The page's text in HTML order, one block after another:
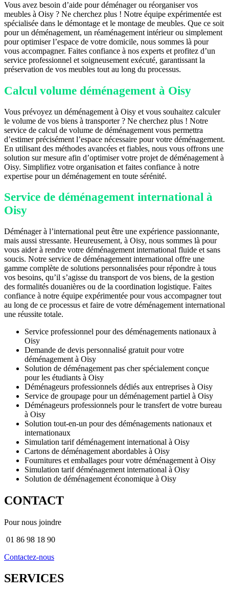
Vous avez besoin d’aide pour déménager ou réorganiser vos
meubles à Oisy ? Ne cherchez plus ! Notre équipe expérimentée est
spécialisée dans le démontage et le montage de meubles. Que ce soit
pour un déménagement, un réaménagement intérieur ou simplement
pour optimiser l’espace de votre domicile, nous sommes là pour
vous accompagner. Faites confiance à nos experts et profitez d’un
service professionnel et soigneusement exécuté, garantissant la
préservation de vos meubles tout au long du processus.
Calcul volume déménagement à Oisy
Vous prévoyez un déménagement à Oisy et vous souhaitez calculer
le volume de vos biens à transporter ? Ne cherchez plus ! Notre
service de calcul de volume de déménagement vous permettra
d’estimer précisément l’espace nécessaire pour votre déménagement.
En utilisant des méthodes avancées et fiables, nous vous offrons une
solution sur mesure afin d’optimiser votre projet de déménagement à
Oisy. Simplifiez votre organisation et faites confiance à notre
expertise pour un déménagement en toute sérénité.
Service de déménagement international à
Oisy
Déménager à l’international peut être une expérience passionnante,
mais aussi stressante. Heureusement, à Oisy, nous sommes là pour
vous aider à rendre votre déménagement international fluide et sans
soucis. Notre service de déménagement international offre une
gamme complète de solutions personnalisées pour répondre à tous
vos besoins, qu’il s’agisse du transport de vos biens, de la gestion
des formalités douanières ou de la coordination logistique. Faites
confiance à notre équipe expérimentée pour vous accompagner tout
au long de ce processus et faire de votre déménagement international
une réussite totale.
Service professionnel pour des déménagements nationaux à
Oisy
Demande de devis personnalisé gratuit pour votre
déménagement à Oisy
Solution de déménagement pas cher spécialement conçue
pour les étudiants à Oisy
Déménageurs professionnels dédiés aux entreprises à Oisy
Service de groupage pour un déménagement partiel à Oisy
Déménageurs professionnels pour le transfert de votre bureau
à Oisy
Solution tout-en-un pour des déménagements nationaux et
internationaux
Simulation tarif déménagement international à Oisy
Cartons de déménagement abordables à Oisy
Fournitures et emballages pour votre déménagement à Oisy
Simulation tarif déménagement international à Oisy
Solution de déménagement économique à Oisy
CONTACT
Pour nous joindre
01 86 98 18 90
Contactez-nous
SERVICES